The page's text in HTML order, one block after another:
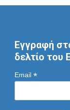
Εγγραφή
δελτίο του
Email *